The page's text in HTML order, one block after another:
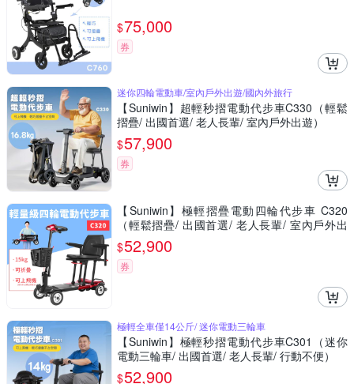
$75,000
券
迷你四輪電動車/室內戶外出遊/國內外旅行
【Suniwin】超輕秒摺電動代步車C330（輕鬆
摺疊/ 出國首選/ 老人長輩/ 室內戶外出遊）
$57,900
券
【Suniwin】極輕摺疊電動四輪代步車 C320
（輕鬆摺疊/ 出國首選/ 老人長輩/ 室內戶外出
遊）
$52,900
券
極輕全車僅14公斤/ 迷你電動三輪車
【Suniwin】極輕秒摺電動代步車C301（迷你
電動三輪車/ 出國首選/ 老人長輩/ 行動不便）
$52,900